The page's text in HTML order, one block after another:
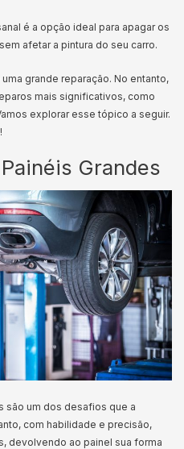
é a opção ideal para apagar os
afetar a pintura do seu carro.
grande reparação. No entanto,
mais significativos, como
explorar esse tópico a seguir.
Grandes
são um dos desafios que a
com habilidade e precisão,
devolvendo ao painel sua forma